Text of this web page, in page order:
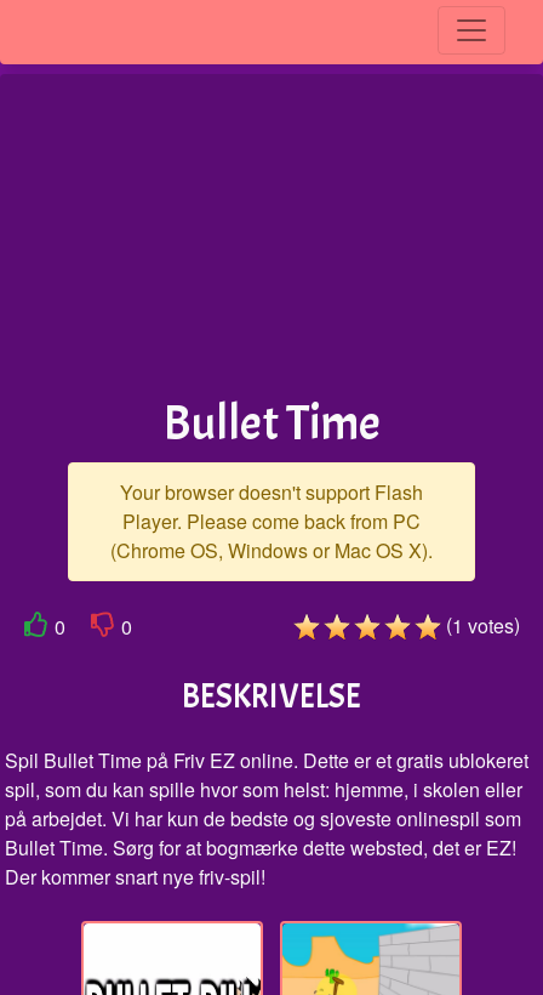
Bullet Time
Your browser doesn't support Flash
Player. Please come back from PC
(Chrome OS, Windows or Mac OS X).
0 0 (1 votes)
BESKRIVELSE
Spil Bullet Time på Friv EZ online. Dette er et gratis ublokeret
spil, som du kan spille hvor som helst: hjemme, i skolen eller
på arbejdet. Vi har kun de bedste og sjoveste onlinespil som
Bullet Time. Sørg for at bogmærke dette websted, det er EZ!
Der kommer snart nye friv-spil!